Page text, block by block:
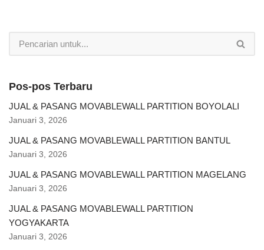
Pos-pos Terbaru
JUAL & PASANG MOVABLEWALL PARTITION BOYOLALI
Januari 3, 2026
JUAL & PASANG MOVABLEWALL PARTITION BANTUL
Januari 3, 2026
JUAL & PASANG MOVABLEWALL PARTITION MAGELANG
Januari 3, 2026
JUAL & PASANG MOVABLEWALL PARTITION
YOGYAKARTA
Januari 3, 2026